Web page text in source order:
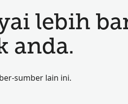
lebih
anda.
sumber lain ini.